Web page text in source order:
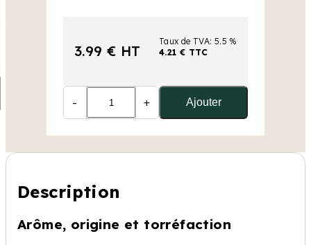
3.99 € HT
Taux de TVA: 5.5 %
4.21 € TTC
- + Ajouter
Description
Arôme, origine et torréfaction